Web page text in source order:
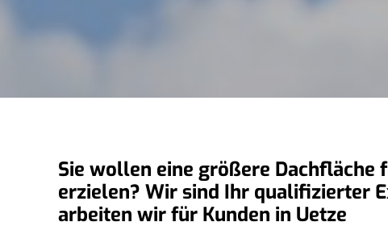
Sie wollen eine größere
erzielen? Wir sind Ihr qualifizierter
arbeiten wir für Kunden in Uetze